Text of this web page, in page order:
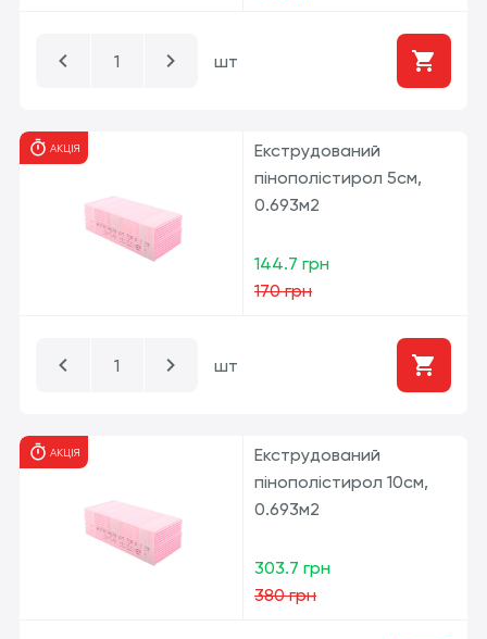
шт
АКЦІЯ
Екструдований
пінополістирол 5см,
0.693м2
144.7 грн
170 грн
шт
АКЦІЯ
Екструдований
пінополістирол 10см,
0.693м2
303.7 грн
380 грн